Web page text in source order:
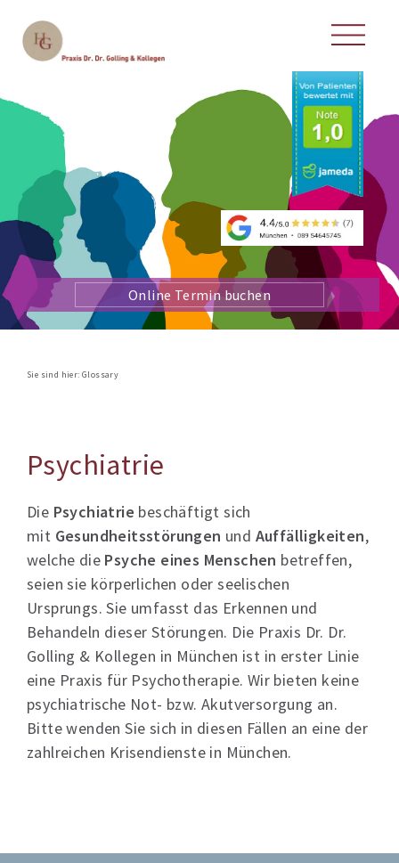
Online Termin buchen
Sie sind hier:Glossary
Psychiatrie
Die Psychiatrie beschäftigt sich
mit Gesundheitsstörungen und Auffälligkeiten,
welche die Psyche eines Menschen betreffen,
seien sie körperlichen oder seelischen
Ursprungs. Sie umfasst das Erkennen und
Behandeln dieser Störungen. Die Praxis Dr. Dr.
Golling & Kollegen in München ist in erster Linie
eine Praxis für Psychotherapie. Wir bieten keine
psychiatrische Not- bzw. Akutversorgung an.
Bitte wenden Sie sich in diesen Fällen an eine der
zahlreichen Krisendienste in München.